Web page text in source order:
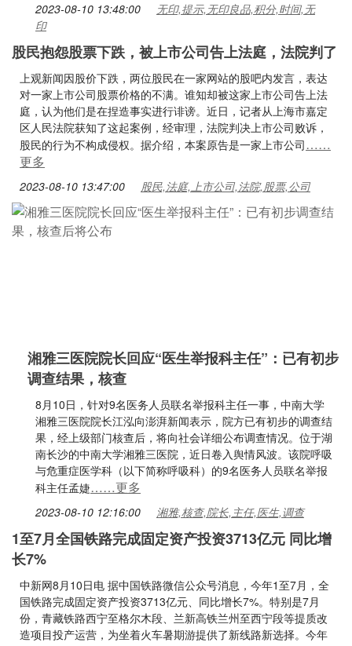
2023-08-10 13:48:00
无印,提示,无印良品,积分,时间,无
印
股民抱怨股票下跌，被上市公司告上法庭，法院判了
上观新闻因股价下跌，两位股民在一家网站的股吧内发言，表达
对一家上市公司股票价格的不满。谁知却被这家上市公司告上法
庭，认为他们是在捏造事实进行诽谤。近日，记者从上海市嘉定
区人民法院获知了这起案例，经审理，法院判决上市公司败诉，
股民的行为不构成侵权。据介绍，本案原告是一家上市公司……
更多
2023-08-10 13:47:00 股民,法庭,上市公司,法院,股票,公司
湘雅三医院院长回应“医生举报科主任”：已有初步
调查结果，核查
8月10日，针对9名医务人员联名举报科主任一事，中南大学
湘雅三医院院长江泓向澎湃新闻表示，院方已有初步的调查结
果，经上级部门核查后，将向社会详细公布调查情况。位于湖
南长沙的中南大学湘雅三医院，近日卷入舆情风波。该院呼吸
与危重症医学科（以下简称呼吸科）的9名医务人员联名举报
科主任孟婕……更多
2023-08-10 12:16:00 湘雅,核查,院长,主任,医生,调查
1至7月全国铁路完成固定资产投资3713亿元 同比增
长7%
中新网8月10日电 据中国铁路微信公众号消息，今年1至7月，全
国铁路完成固定资产投资3713亿元、同比增长7%。特别是7月
份，青藏铁路西宁至格尔木段、兰新高铁兰州至西宁段等提质改
造项目投产运营，为坐着火车暑期游提供了新线路新选择。今年